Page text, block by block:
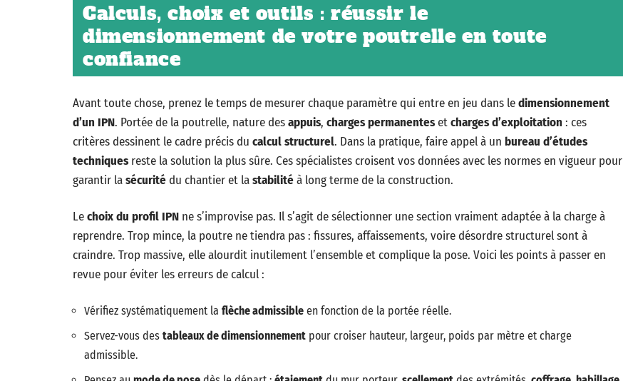
Calculs, choix et outils : réussir le
dimensionnement de votre poutrelle en toute
confiance
Avant toute chose, prenez le temps de mesurer chaque paramètre qui entre en jeu dans ledimensionnement
d’un IPN. Portée de la poutrelle, nature desappuis, charges permanentesetcharges d’exploitation : ces
critères dessinent le cadre précis du calcul structurel. Dans la pratique, faire appel à un bureau d’études
techniquesreste la solution la plus sûre. Ces spécialistes croisent vos données avec les normes en vigueur pour
garantir lasécuritédu chantier et lastabilitéà long terme de la construction.
Lechoix du profil IPN ne s’improvise pas. Il s’agit de sélectionner une section vraiment adaptée à la charge à
reprendre. Trop mince, la poutre ne tiendra pas : fissures, affaissements, voire désordre structurel sont à
craindre. Trop massive, elle alourdit inutilement l’ensemble et complique la pose. Voici les points à passer en
revue pour éviter les erreurs de calcul :
Vérifiez systématiquement la flèche admissible en fonction de la portée réelle.
Servez-vous des tableaux de dimensionnement pour croiser hauteur, largeur, poids par mètre et charge
admissible.